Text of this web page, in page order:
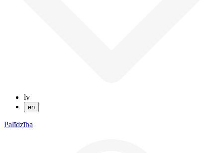
lv
en
Palīdzība